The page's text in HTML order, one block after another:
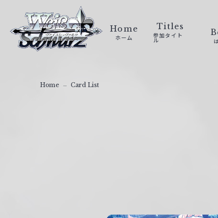
ァ
Home
ホーム
Titles
参加タイト
ル
Home Card List